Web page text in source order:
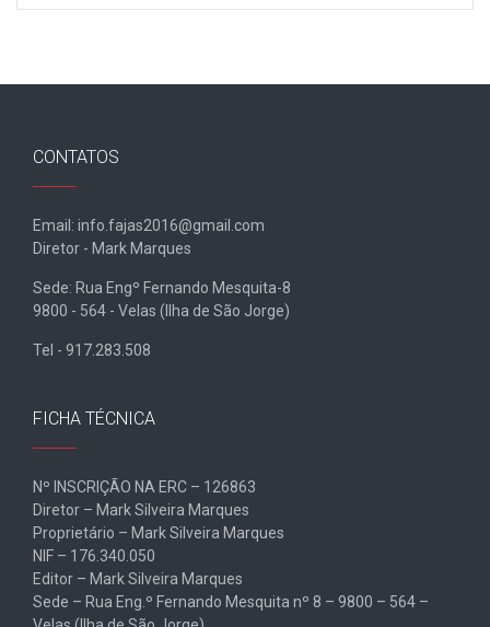
CONTATOS
Email: info.fajas2016@gmail.com
Diretor - Mark Marques
Sede: Rua Engº Fernando Mesquita-8
9800 - 564 - Velas (Ilha de São Jorge)
Tel - 917.283.508
FICHA TÉCNICA
Nº INSCRIÇÃO NA ERC – 126863
Diretor – Mark Silveira Marques
Proprietário – Mark Silveira Marques
NIF – 176.340.050
Editor – Mark Silveira Marques
Sede – Rua Eng.º Fernando Mesquita nº 8 – 9800 – 564 –